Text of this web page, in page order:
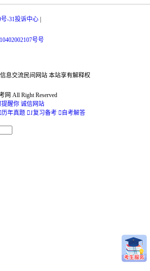
号-31投诉中心
号号
息交流民间网站 本站享有解释权
网 All Right Reserved
提醒你 诚信网站
历年真题 1复习备考  自考解答